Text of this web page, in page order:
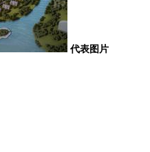
代表图片